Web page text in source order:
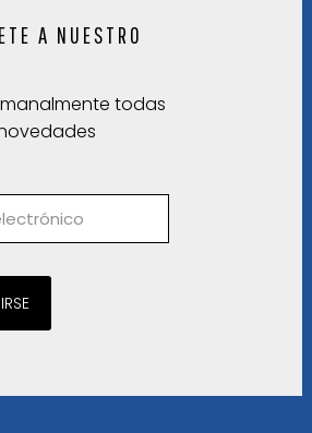
A NUESTRO
todas